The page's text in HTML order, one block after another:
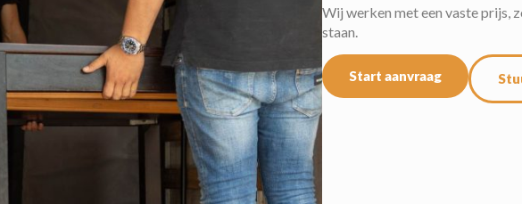
Wij werken met een vaste prijs,
staan.
Start aanvraag